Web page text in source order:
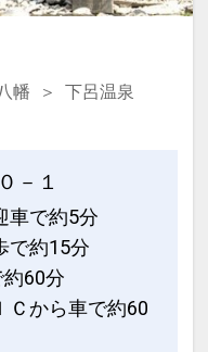
い。
用はできませ
下呂駅から無
。お問い合わ
幡
下呂温泉
－１
車で約5分
で約15分
60分
Ｃから車で約60